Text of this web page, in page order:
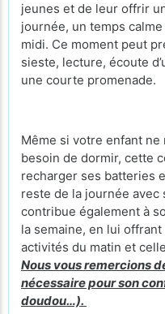
jeunes et de leur offrir
journée, un temps
midi. Ce moment peut
sieste, lecture, écoute
une courte promenade.
Même si votre enfant
besoin de dormir, cette
recharger ses batteries
reste de la journée
contribue également à
la semaine, en lui
activités du matin et
Nous vous remercions
nécessaire pour son
doudou…).